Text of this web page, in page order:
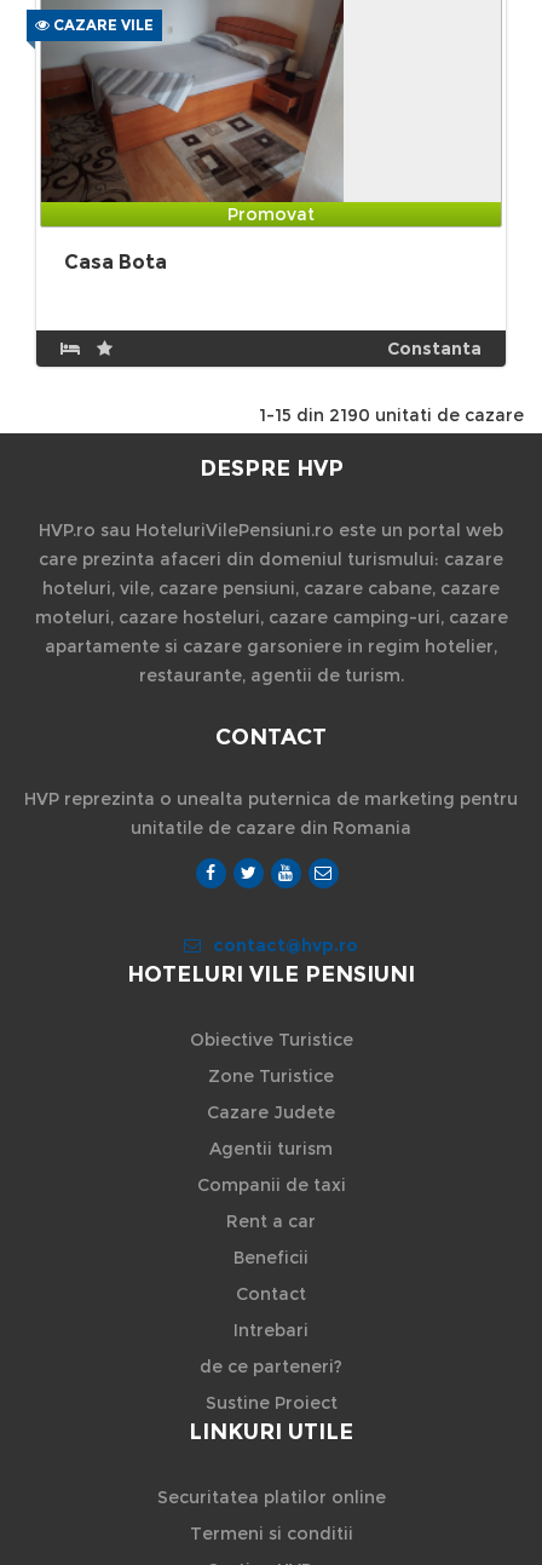
CAZARE VILE
Promovat
Casa Bota
Constanta
1-15 din 2190 unitati de cazare
DESPRE HVP
HVP.ro sau HoteluriVilePensiuni.ro este un portal web
care prezinta afaceri din domeniul turismului: cazare
hoteluri, vile, cazare pensiuni, cazare cabane, cazare
moteluri, cazare hosteluri, cazare camping-uri, cazare
apartamente si cazare garsoniere in regim hotelier,
restaurante, agentii de turism.
CONTACT
HVP reprezinta o unealta puternica de marketing pentru
unitatile de cazare din Romania
contact@hvp.ro
HOTELURI VILE PENSIUNI
Obiective Turistice
Zone Turistice
Cazare Judete
Agentii turism
Companii de taxi
Rent a car
Beneficii
Contact
Intrebari
de ce parteneri?
Sustine Proiect
LINKURI UTILE
Securitatea platilor online
Termeni si conditii